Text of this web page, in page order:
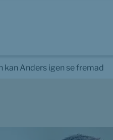
kan Anders igen se fremad